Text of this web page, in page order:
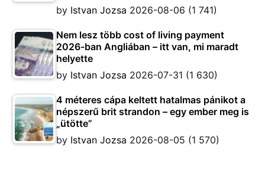
by Istvan Jozsa 2026-08-06 (1 741)
Nem lesz több cost of living payment
2026-ban Angliában – itt van, mi maradt
helyette
by Istvan Jozsa 2026-07-31 (1 630)
4 méteres cápa keltett hatalmas pánikot a
népszerű brit strandon – egy ember meg is
„ütötte”
by Istvan Jozsa 2026-08-05 (1 570)